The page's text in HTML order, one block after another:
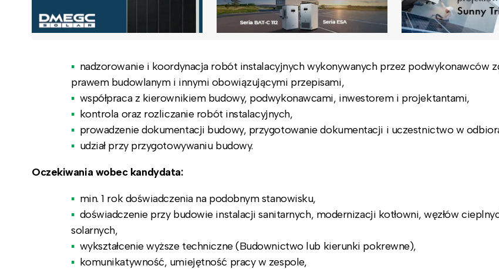
nadzorowanie i koordynacja robót instalacyjnych wykonywanych przez podwykonawców
prawem budowlanym i innymi obowiązującymi przepisami,
współpraca z kierownikiem budowy, podwykonawcami, inwestorem i projektantami,
kontrola oraz rozliczanie robót instalacyjnych,
prowadzenie dokumentacji budowy, przygotowanie dokumentacji i uczestnictwo w
udział przy przygotowywaniu budowy.
Oczekiwania wobec kandydata:
min. 1 rok doświadczenia na podobnym stanowisku,
doświadczenie przy budowie instalacji sanitarnych, modernizacji kotłowni, węzłów
solarnych,
wykształcenie wyższe techniczne (Budownictwo lub kierunki pokrewne),
komunikatywność, umiejętność pracy w zespole,